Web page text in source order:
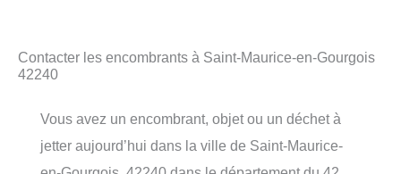
Contacter les encombrants à Saint-Maurice-en-Gourgois
42240
Vous avez un encombrant, objet ou un déchet à
jetter aujourd’hui dans la ville de Saint-Maurice-